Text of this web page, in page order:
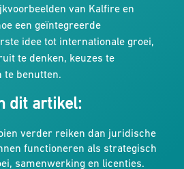
van Kalfire en
een geïntegreerde
idee tot internationale groei,
te denken, keuzes te
te benutten.
dit artikel:
verder reiken dan juridische
functioneren als strategisch
samenwerking en licenties.